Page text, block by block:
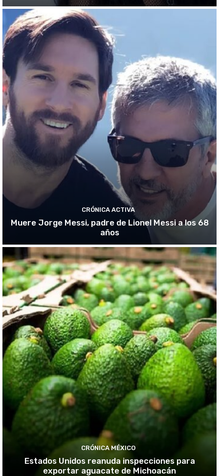
CRÓNICA ACTIVA
Muere Jorge Messi, padre de Lionel Messi a los 68
años
CRÓNICA MÉXICO
Estados Unidos reanuda inspecciones para
exportar aguacate de Michoacán